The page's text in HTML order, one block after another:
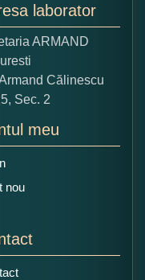
laborator
ARMAND
Călinescu
Sec. 2
meu
nou